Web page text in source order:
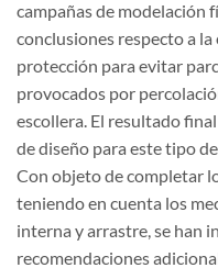
campañas de modelación
conclusiones respecto a
protección para evitar
provocados por
escollera. El resultado
de diseño para este tipo
Con objeto de completar
teniendo en cuenta los
interna y arrastre, se han
recomendaciones